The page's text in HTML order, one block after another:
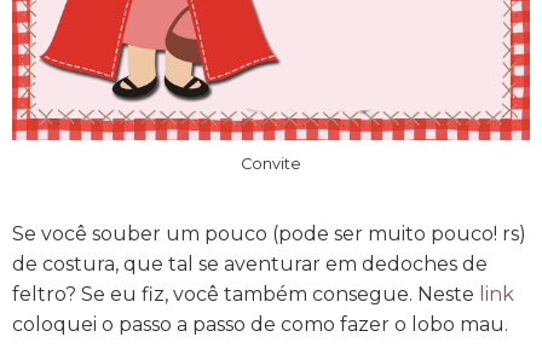
Convite
Se você souber um pouco (pode ser muito pouco! rs)
de costura, que tal se aventurar em dedoches de
feltro? Se eu fiz, você também consegue. Neste link
coloquei o passo a passo de como fazer o lobo mau.